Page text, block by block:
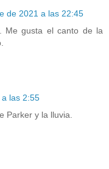
de 2021 a las 22:45
Me gusta el canto de la
las 2:55
Parker y la lluvia.